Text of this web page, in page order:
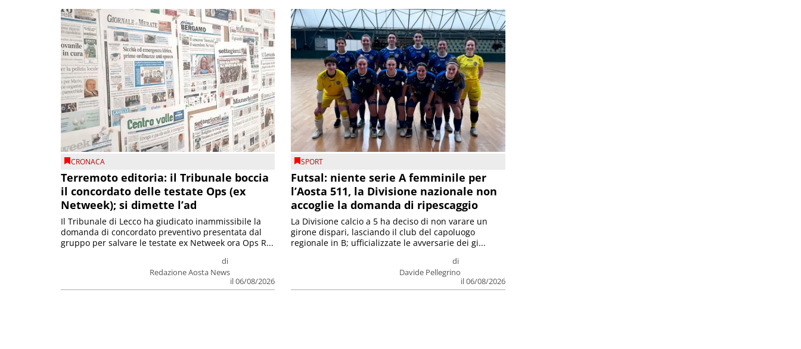
CRONACA
Terremoto editoria: il Tribunale boccia
il concordato delle testate Ops (ex
Netweek); si dimette l’ad
di
Redazione Aosta News
il 06/08/2026
Il Tribunale di Lecco ha giudicato inammissibile la
domanda di concordato preventivo presentata dal
gruppo per salvare le testate ex Netweek ora Ops R...
SPORT
Futsal: niente serie A femminile per
l’Aosta 511, la Divisione nazionale non
accoglie la domanda di ripescaggio
di
Davide Pellegrino
il 06/08/2026
La Divisione calcio a 5 ha deciso di non varare un
girone dispari, lasciando il club del capoluogo
regionale in B; ufficializzate le avversarie dei gi...